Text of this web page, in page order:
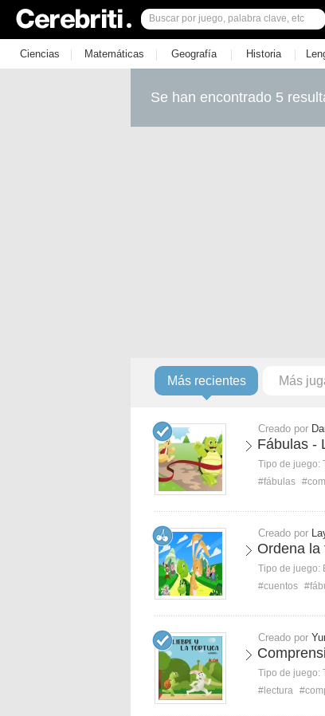
Ciencias | Matemáticas | Geografía | Historia |
Se han encontrado 5
Más recientes Más
Creado por
Fábulas -
Tipo de juego:
#fábulas
Creado por
Ordena la
Tipo de juego:
#cuentos
Creado por
Tipo de juego:
#lectura